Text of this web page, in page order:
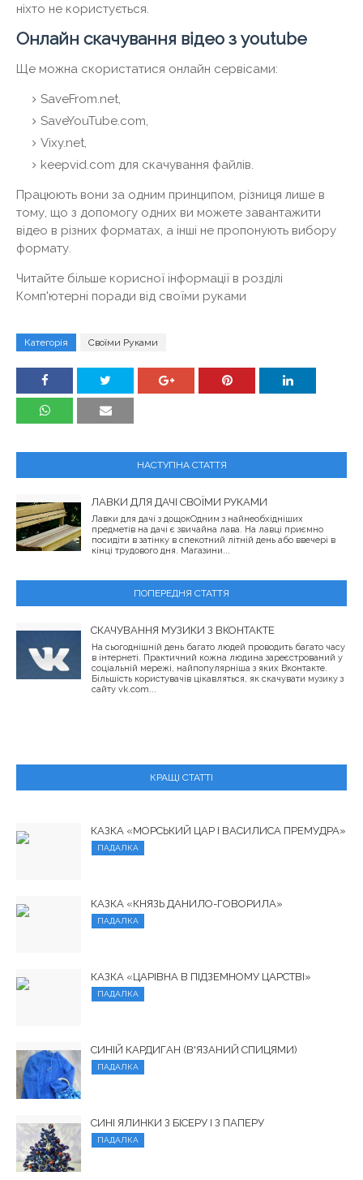
ніхто не користується.
Онлайн скачування відео з youtube
Ще можна скористатися онлайн сервісами:
SaveFrom.net,
SaveYouTube.com,
Vixy.net,
keepvid.com для скачування файлів.
Працюють вони за одним принципом, різниця лише в
тому, що з допомогу одних ви можете завантажити
відео в різних форматах, а інші не пропонують вибору
формату.
Читайте більше корисної інформації в розділі
Комп'ютерні поради від своїми руками
Категорія Своїми Руками
НАСТУПНА СТАТТЯ
ЛАВКИ ДЛЯ ДАЧІ СВОЇМИ РУКАМИ
Лавки для дачі з дощокОдним з найнеобхідніших
предметів на дачі є звичайна лава. На лавці приємно
посидіти в затінку в спекотний літній день або ввечері в
кінці трудового дня. Магазини...
ПОПЕРЕДНЯ СТАТТЯ
СКАЧУВАННЯ МУЗИКИ З ВКОНТАКТЕ
На сьогоднішній день багато людей проводить багато часу
в інтернеті. Практичний кожна людина зареєстрований у
соціальній мережі, найпопулярніша з яких Вконтакте.
Більшість користувачів цікавляться, як скачувати музику з
сайту vk.com...
КРАЩІ СТАТТІ
КАЗКА «МОРСЬКИЙ ЦАР І ВАСИЛИСА ПРЕМУДРА»
ПАДАЛКА
КАЗКА «КНЯЗЬ ДАНИЛО-ГОВОРИЛА»
ПАДАЛКА
КАЗКА «ЦАРІВНА В ПІДЗЕМНОМУ ЦАРСТВІ»
ПАДАЛКА
СИНІЙ КАРДИГАН (В'ЯЗАНИЙ СПИЦЯМИ)
ПАДАЛКА
СИНІ ЯЛИНКИ З БІСЕРУ І З ПАПЕРУ
ПАДАЛКА